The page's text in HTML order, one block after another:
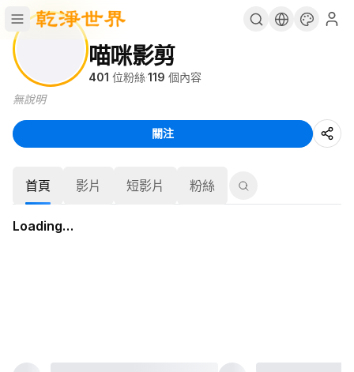
喵咪影剪
401 位粉絲·119 個內容
無說明
關注
首頁 影片 短影片 粉絲
Loading…